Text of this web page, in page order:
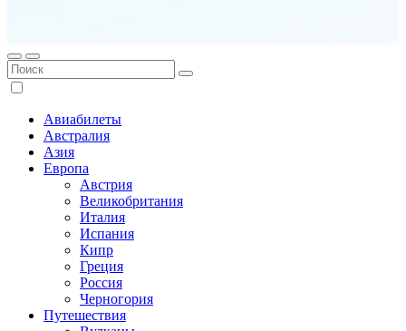
Авиабилеты
Австралия
Азия
Европа
Австрия
Великобритания
Италия
Испания
Кипр
Греция
Россия
Черногория
Путешествия